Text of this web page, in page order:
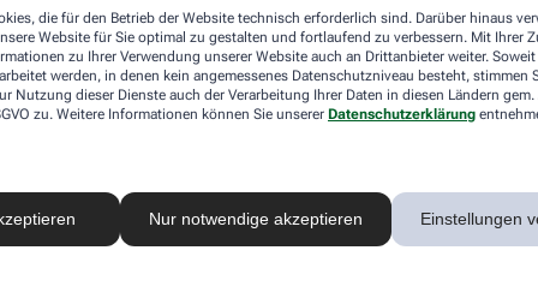
die für den Betrieb der Website technisch erforderlich sind. Darüber hinaus
Website für Sie optimal zu gestalten und fortlaufend zu verbessern. Mit Ihrer
zu Ihrer Verwendung unserer Website auch an Drittanbieter weiter. Soweit
werden, in denen kein angemessenes Datenschutzniveau besteht, stimmen
Nutzung dieser Dienste auch der Verarbeitung Ihrer Daten in diesen Ländern
zu. Weitere Informationen können Sie unserer Datenschutzerklärung
Nur notwendige akzeptieren Einstellungen
5.460 Filamenten für eine schonend-gründliche
Zahnpasta Enzycal 1450, die die natürliche
Außerdem dasCPS prime Starter Set– ein
Größen für eine vollständige und umfassende
Sanft zu Zähnen und Zahnfleisch – unerbittlich
der
schonen aber Zahnfleisch und- schmelz. Der
ermöglicht ein präzises, wirkungsvolles